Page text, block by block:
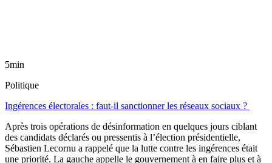
5min
Politique
Ingérences électorales : faut-il sanctionner les réseaux sociaux ?
Après trois opérations de désinformation en quelques jours ciblant
des candidats déclarés ou pressentis à l’élection présidentielle,
Sébastien Lecornu a rappelé que la lutte contre les ingérences était
une priorité. La gauche appelle le gouvernement à en faire plus et à